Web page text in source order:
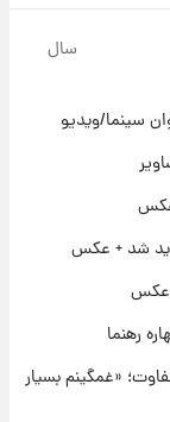
و زمان تحویل |
رسما تمام شد +
ها با رامین!
از حردانی به
سال
سینما/ویدیو
عکس
عکس
رهنما
«غمگینم بسیار